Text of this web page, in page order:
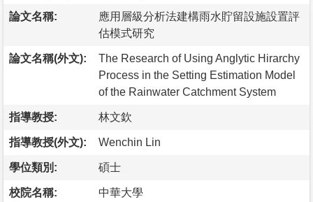
論文名稱:
應用層級分析法建構雨水貯留設施設置評
估模式研究
論文名稱(外文):
The Research of Using Anglytic Hirarchy
Process in the Setting Estimation Model
of the Rainwater Catchment System
指導教授: 林文欽
指導教授(外文): Wenchin Lin
學位類別: 碩士
校院名稱: 中華大學